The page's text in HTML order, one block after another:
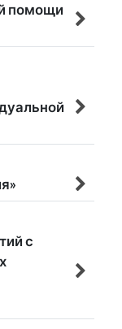
помощи
с